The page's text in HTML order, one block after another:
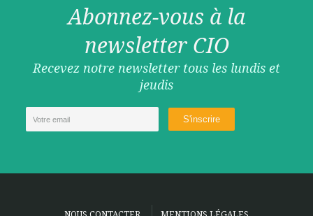
Abonnez-vous à la
newsletter CIO
Recevez notre newsletter tous les lundis et
jeudis